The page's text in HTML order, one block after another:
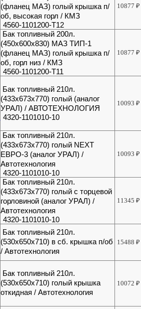
(фланец МАЗ) голый крышка п/
об, высокая горл / КМЗ
4560-1101200-Т12
10877₽
Бак топливный 200л.
(450х600х830) МАЗ ТИП-1
(фланец МАЗ) голый крышка п/
об, горл низ / КМЗ
4560-1101200-Т11
10877₽
Бак топливный 210л.
(433х673х770) голый (аналог
УРАЛ) / АВТОТЕХНОЛОГИЯ
4320-1101010-10
10093₽
Бак топливный 210л.
(433х673х770) голый NEXT
ЕВРО-3 (аналог УРАЛ) /
Автотехнология
4320-1101010-10
10093₽
Бак топливный 210л.
(433х673х770) голый с торцевой
горловиной (аналог УРАЛ) /
Автотехнология
4320-1101010-10
11345₽
Бак топливный 210л.
(530х650х710) в сб. крышка п/об
/ Автотехнология
15488₽
Бак топливный 210л.
(530х650х710) голый крышка
откидная / Автотехнология
10072₽